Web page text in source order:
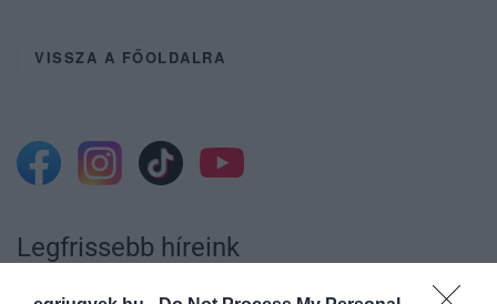
VISSZA A FŐOLDALRA
Legfrissebb híreink